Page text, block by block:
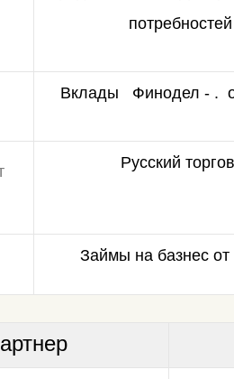
Вклады Финодел - .
Русский
Займы на базнес